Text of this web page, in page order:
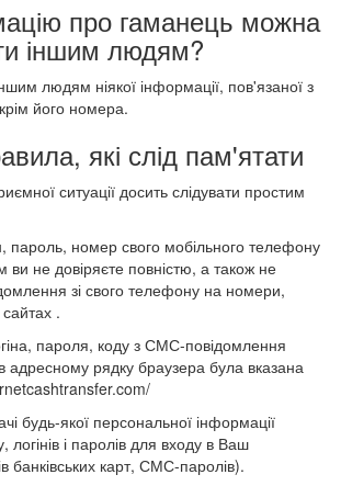
про гаманець можна
іншим людям?
людям ніякої інформації, пов'язаної з
його номера.
які слід пам'ятати
ситуації досить слідувати простим
пароль, номер свого мобільного телефону
ви не довіряєте повністю, а також не
зі свого телефону на номери,
.
пароля, коду з СМС-повідомлення
адресному рядку браузера була вказана
будь-якої персональної інформації
і паролів для входу в Ваш
банківських карт, СМС-паролів).